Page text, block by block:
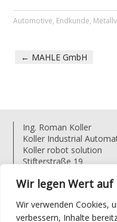
Wir legen Wert
Wir verwenden Cookies,
verbessern, Inhalte
Automotive, Endkunde,
← MAHLE GmbH
Ing. Roman Koller
Koller Industrial
Koller robot solution
Stifterstraße 19
Austria
E: r.koller@koller.at